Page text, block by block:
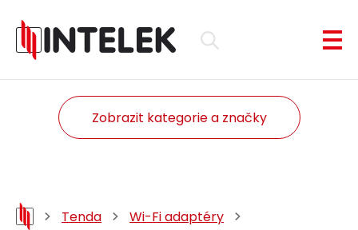
Zobrazit kategorie a značky
Tenda
Wi-Fi adaptéry